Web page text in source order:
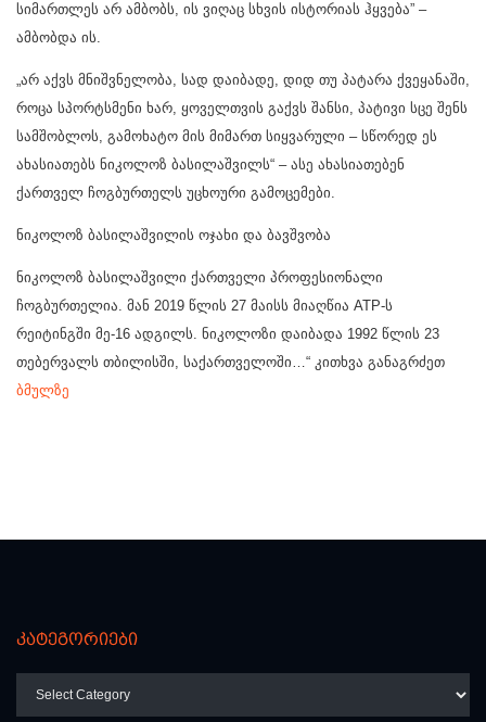
სიმართლეს არ ამბობს, ის ვიღაც სხვის ისტორიას ჰყვება” –
ამბობდა ის.
„არ აქვს მნიშვნელობა, სად დაიბადე, დიდ თუ პატარა ქვეყანაში,
როცა სპორტსმენი ხარ, ყოველთვის გაქვს შანსი, პატივი სცე შენს
სამშობლოს, გამოხატო მის მიმართ სიყვარული – სწორედ ეს
ახასიათებს ნიკოლოზ ბასილაშვილს“ – ასე ახასიათებენ
ქართველ ჩოგბურთელს უცხოური გამოცემები.
ნიკოლოზ ბასილაშვილის ოჯახი და ბავშვობა
ნიკოლოზ ბასილაშვილი ქართველი პროფესიონალი
ჩოგბურთელია. მან 2019 წლის 27 მაისს მიაღწია ATP-ს
რეიტინგში მე-16 ადგილს. ნიკოლოზი დაიბადა 1992 წლის 23
თებერვალს თბილისში, საქართველოში…“ კითხვა განაგრძეთ
ბმულზე
კატეგორიები